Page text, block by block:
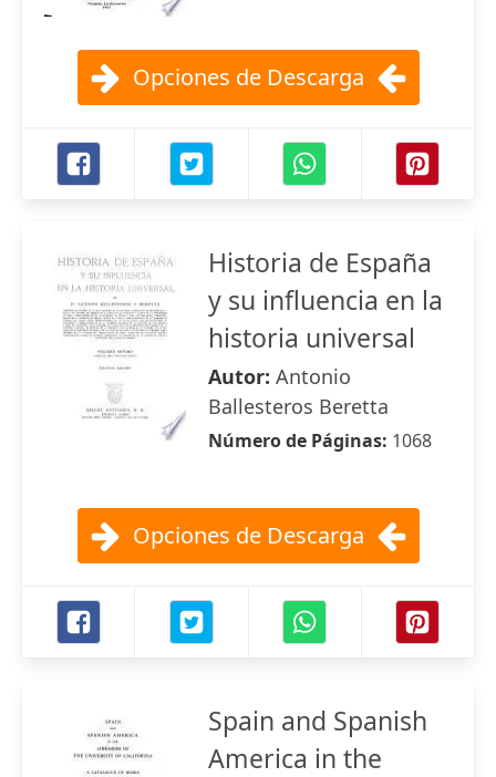
Opciones de Descarga
Historia de España
y su influencia en la
historia universal
Autor: Antonio
Ballesteros Beretta
Número de Páginas: 1068
Opciones de Descarga
Spain and Spanish
America in the